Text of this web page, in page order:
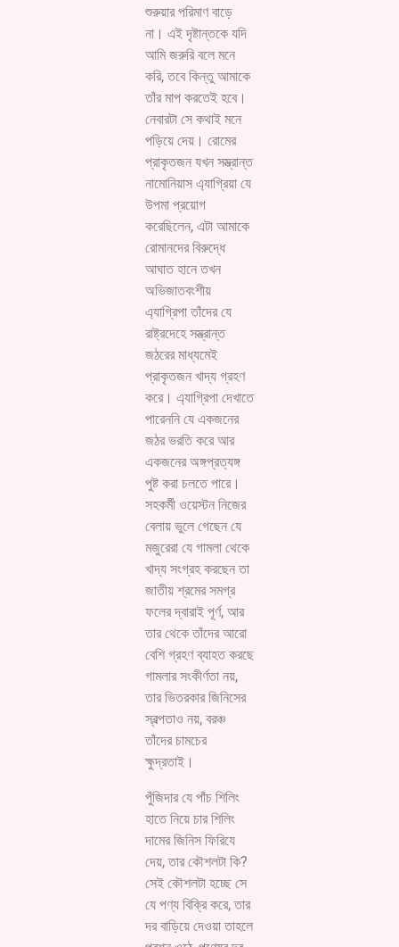
শুরুয়ার পরিমাণ বাড়ে
না। এই দৃষ্টান্তকে যদি
আমি জরুরি বলে মনে
করি, তবে কিন্তু আমাকে
তাঁর মাপ করতেই হবে।
নেবারটা সে কথাই মনে
পড়িয়ে দেয়। রোমের
প্রাকৃতজন যখন সম্ভ্রান্ত
নামোনিয়াস এ্যাগ্রিয়া যে
উপমা প্রয়োগ
করেছিলেন, এটা আমাকে
রোমানদের বিরুদ্ধে
আঘাত হানে তখন
অভিজাতবংশীয়
এ্যাগ্রিপা তাঁদের যে
রাষ্ট্রদেহে সম্ভ্রান্ত
জঠরের মাধ্যমেই
প্রাকৃতজন খাদ্য গ্রহণ
করে। এ্যাগ্রিপা দেখাতে
পারেননি যে একজনের
জঠর ভরতি করে আর
একজনের অঙ্গপ্রত্যঙ্গ
পুষ্ট করা চলতে পারে।
সহকর্মী ওয়েস্টন নিজের
বেলায় ভুলে গেছেন যে
মজুরেরা যে গামলা থেকে
খাদ্য সংগ্রহ করছেন তা
জাতীয় শ্রমের সমগ্র
ফলের দ্বারাই পূর্ণ, আর
তার থেকে তাঁদের আরো
বেশি গ্রহণ ব্যাহত করছে
গামলার সংকীর্ণতা নয়,
তার ভিতরকার জিনিসের
স্বল্পতাও নয়, বরঞ্চ
তাঁদের চামচের
ক্ষুদ্রতাই।
পুঁজিদার যে পাঁচ শিলিং
হাতে নিয়ে চার শিলিং
দামের জিনিস ফিরিযে
দেয়, তার কৌশলটা কি?
সেই কৌশলটা হচ্ছে সে
যে পণ্য বিক্রি করে, তার
দর বাড়িয়ে দেওয়া তাহলে